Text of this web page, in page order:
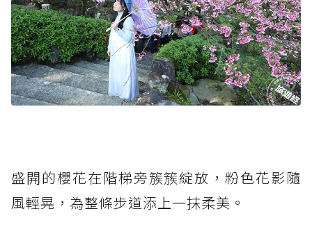
盛開的櫻花在階梯旁簇簇綻放，粉色花影隨
風輕晃，為整條步道添上一抹柔美。